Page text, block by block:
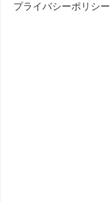
プライバシーポリシー